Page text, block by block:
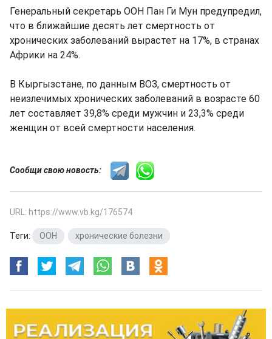
Генеральный секретарь ООН Пан Ги Мун предупредил,
что в ближайшие десять лет смертность от
хронических заболеваний вырастет на 17%, в странах
Африки на 24%.
В Кыргызстане, по данным ВОЗ, смертность от
неизлечимых хронических заболеваний в возрасте 60
лет составляет 39,8% среди мужчин и 23,3% среди
женщин от всей смертности населения.
Сообщи свою новость:
URL: https://www.vb.kg/176574
Теги: ООН хронические болезни